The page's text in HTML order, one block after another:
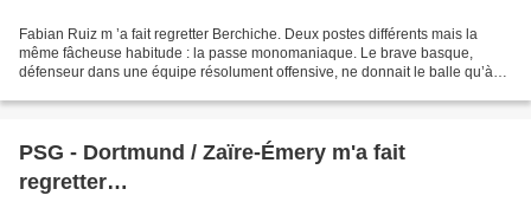
Fabian Ruiz m ’a fait regretter Berchiche. Deux postes différents mais la
même fâcheuse habitude : la passe monomaniaque. Le brave basque,
défenseur dans une équipe résolument offensive, ne donnait le balle qu’à
PSG - Dortmund / Zaïre-Émery m'a fait
regretter…